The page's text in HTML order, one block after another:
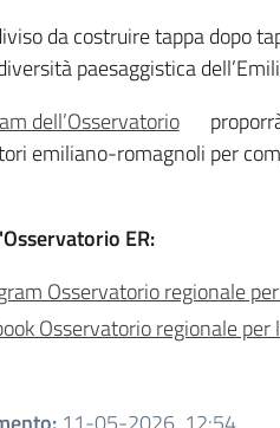
da costruire tappa dopo
paesaggistica
dell’Osservatorio
emiliano-romagnoli per
ER:
Osservatorio regionale
Osservatorio regionale per